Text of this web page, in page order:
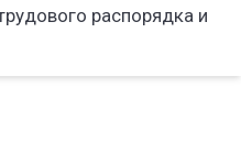
распорядка и